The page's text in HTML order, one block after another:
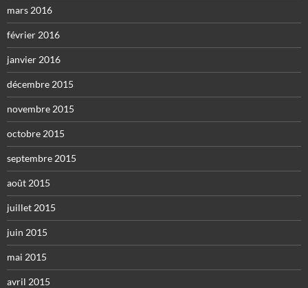
mars 2016
février 2016
janvier 2016
décembre 2015
novembre 2015
octobre 2015
septembre 2015
août 2015
juillet 2015
juin 2015
mai 2015
avril 2015